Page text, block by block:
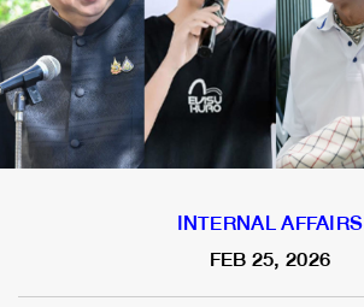
INTERNAL AFFAIRS
FEB 25, 2026